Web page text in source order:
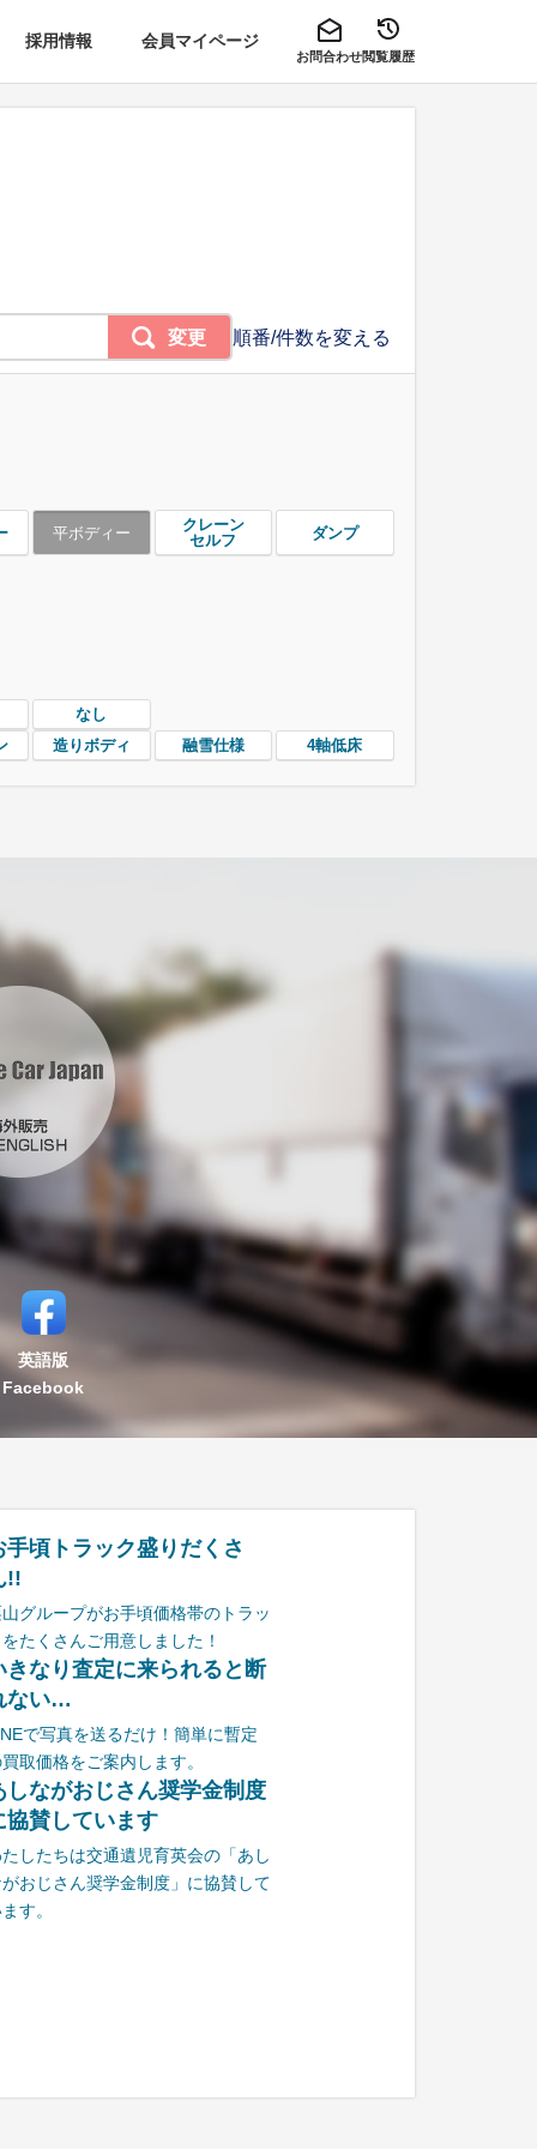
採用情報 会員マイページ
お問合わせ閲覧履歴
順番/件数を変える
変更
平ボディー
クレーン
セルフ
ダンプ
なし
造りボディ 融雪仕様 4軸低床
英語版
Facebook
手頃トラック盛りだくさ
!!
グループがお手頃価格帯のトラッ
たくさんご用意しました！
きなり査定に来られると断
ない…
で写真を送るだけ！簡単に暫定
取価格をご案内します。
しながおじさん奨学金制度
協賛しています
たしたちは交通遺児育英会の「あし
がおじさん奨学金制度」に協賛して
す。